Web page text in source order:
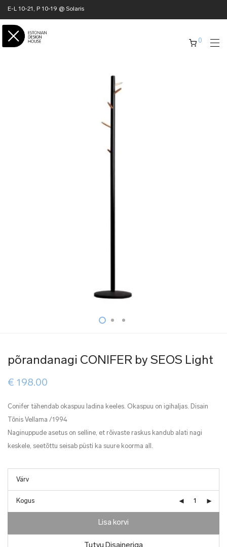
E-L 10-21, P 10-19 @ Solaris
0
põrandanagi CONIFER by SEOS Light
€ 198.00
Conifer tähendab okaspuu ladina keeles. Okaspuu on igihaljas. Disain
Tõnis Vellama /1994
Naginuppude asetus on selline, et rõivaste raskus kandub alati nagi
keskele, seetõttu seisab püsti ka suure koorma all.
Kogus
Lisa korvi